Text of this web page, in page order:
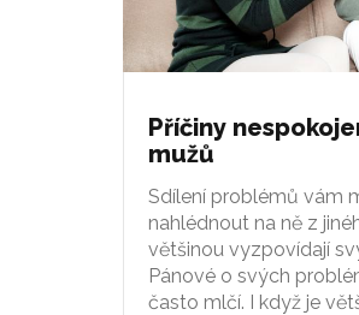
Příčiny
mužů
Sdílení problémů vám
nahlédnout na ně z
většinou vyzpovídají
Pánové o svých
často mlčí. I když je